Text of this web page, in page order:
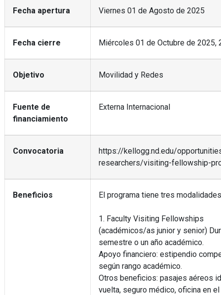
Fecha apertura Viernes 01 de Agosto de 2025
Fecha cierre Miércoles 01 de Octubre de 2025,
Objetivo Movilidad y Redes
Fuente de
financiamiento
Externa Internacional
Convocatoria
https://kellogg.nd.edu/
researchers/visiting-fellowship-
Beneficios El programa tiene tres
1. Faculty Visiting Fellowships
(académicos/as junior y senior)
semestre o un año académico.
Apoyo financiero: estipendio
según rango académico.
Otros beneficios: pasajes aéreos
vuelta, seguro médico, oficina en